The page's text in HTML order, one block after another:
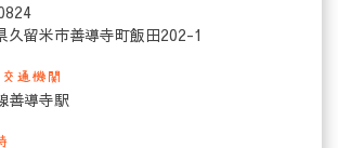
久留米市善導寺町飯田202-1
交通機関
善導寺駅